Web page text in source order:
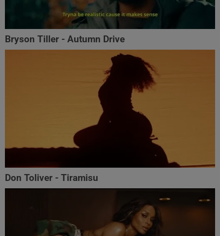
Bryson Tiller - Autumn Drive
Don Toliver - Tiramisu